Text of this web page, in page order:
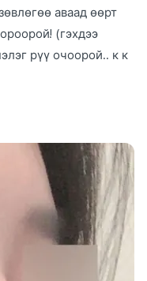
аваад өөрт
(гэхдээ
рүү очоорой.. к к